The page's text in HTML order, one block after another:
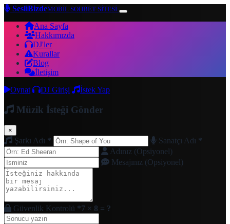
SesliBizdeMOBİL SOHBET SİTESİ
Ana Sayfa
Hakkımızda
DJ'ler
Kurallar
Blog
İletişim
Oynat
DJ Girişi İstek Yap
Müzik İsteği Gönder
×
Şarkı Adı * Sanatçı Adı *
Adınız (Opsiyonel)
Mesajınız (Opsiyonel)
Güvenlik Kontrolü *7 × 8 = ?